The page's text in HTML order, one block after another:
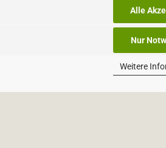
Alle
Nur
Weitere